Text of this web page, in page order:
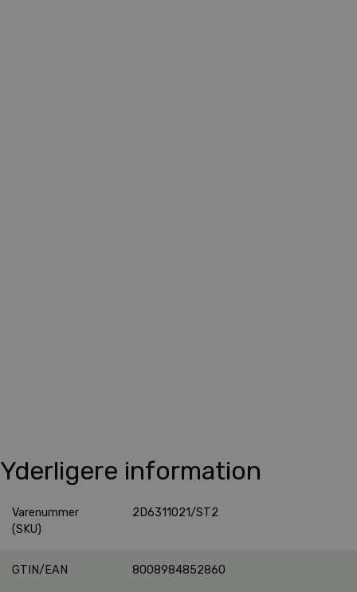
Yderligere information
Varenummer
(SKU)
2D6311021/ST2
GTIN/EAN 8008984852860